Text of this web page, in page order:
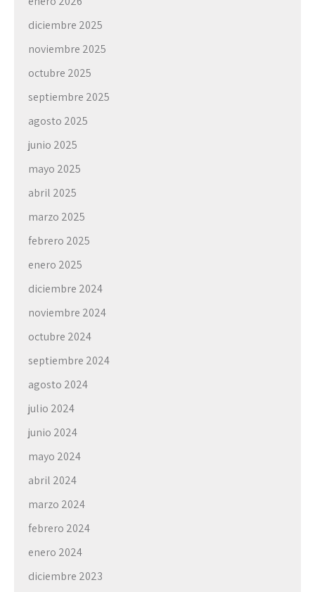
diciembre 2025
noviembre 2025
octubre 2025
septiembre 2025
agosto 2025
junio 2025
mayo 2025
abril 2025
marzo 2025
febrero 2025
enero 2025
diciembre 2024
noviembre 2024
octubre 2024
septiembre 2024
agosto 2024
julio 2024
junio 2024
mayo 2024
abril 2024
marzo 2024
febrero 2024
enero 2024
diciembre 2023